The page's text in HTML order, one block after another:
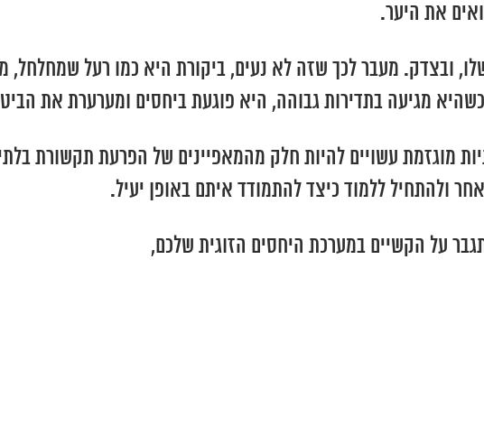
את היער.
ובצדק. מעבר לכך שזה לא נעים, ביקורת היא כמו רעל
מגיעה בתדירות גבוהה, היא פוגעת ביחסים ומערערת את
מוגזמת עשויים להיות חלק מהמאפיינים של הפרעת תקשורת
ולהתחיל ללמוד כיצד להתמודד איתם באופן יעיל.
על הקשיים במערכת היחסים הזוגית שלכם,